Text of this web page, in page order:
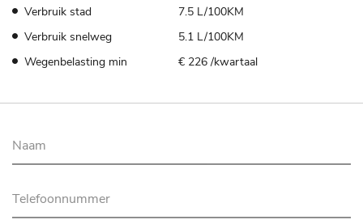
Verbruik stad
7.5 L/100KM
Verbruik snelweg
5.1 L/100KM
Wegenbelasting min
€ 226 /kwartaal